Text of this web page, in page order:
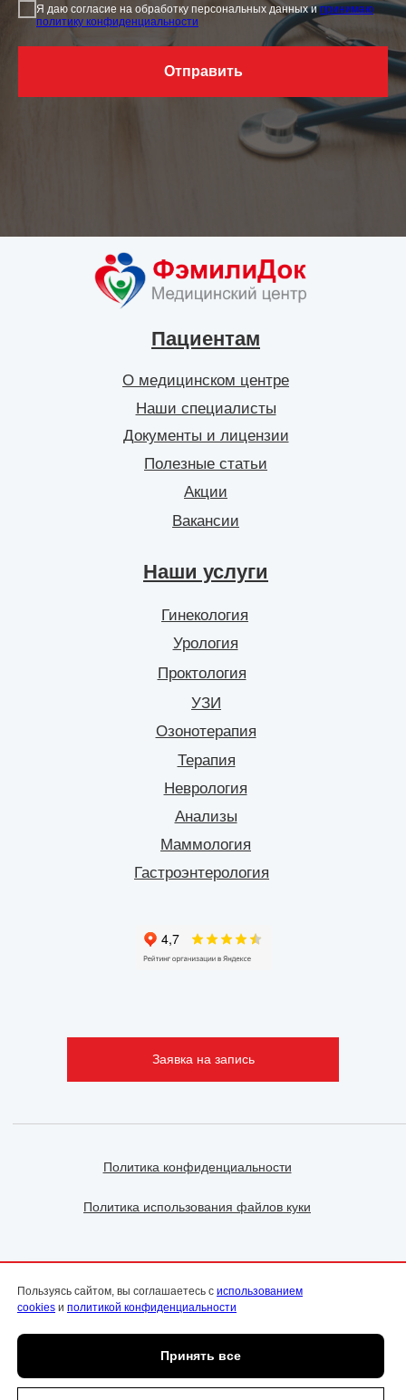
Онлайн
Я даю согласие на обработку персональных данных ипринимаю
политику конфиденциальности
Отправить
Вакансии
О медицинском центре
Документы и лицензии
Наши специалисты
Полезные статьи
Пациентам
Акции
Заявка на запись
Гинекология
Урология
Проктология
Наши услуги
УЗИ
Терапия
Гастроэнтерология
Озонотерапия
Неврология
Анализы
Маммология
Политика использования файлов куки
Политика конфиденциальности
1142130016071 | Чувашская Республика, город
Чебоксары, ул. Энгельса, д.44, помещение 2
письменного разрешения ООО «ФэмилиДок» не
допускается
Пользуясь сайтом, вы соглашаетесь с использованием
cookies и политикой конфиденциальности
Принять все